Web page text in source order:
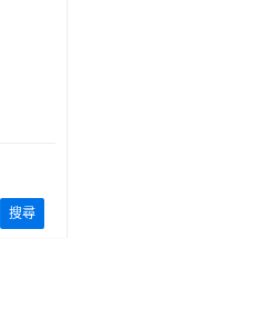
搜尋